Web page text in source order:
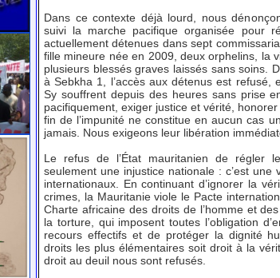
Dans ce contexte déjà lourd, nous
suivi la marche pacifique organisée pour
actuellement détenues dans sept
fille mineure née en 2009, deux orphelins, la
plusieurs blessés graves laissés sans soins.
à Sebkha 1, l’accès aux détenus est refusé,
Sy souffrent depuis des heures sans prise
pacifiquement, exiger justice et vérité,
fin de l’impunité ne constitue en aucun cas
jamais. Nous exigeons leur libération
Le refus de l’État mauritanien de régler
seulement une injustice nationale : c’est
internationaux. En continuant d’ignorer la
crimes, la Mauritanie viole le Pacte
Charte africaine des droits de l’homme et
la torture, qui imposent toutes l’obligation
recours effectifs et de protéger la dignité
droits les plus élémentaires soit droit à la
droit au deuil nous sont refusés.